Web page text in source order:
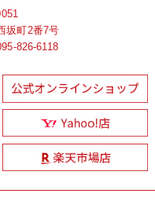
坂町2番7号
826-6118